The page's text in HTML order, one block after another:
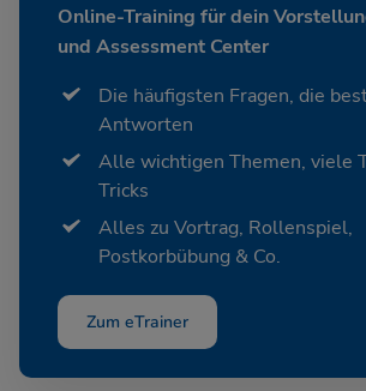
Online-Training für dein
und Assessment Center
Die häufigsten Fragen, die
Antworten
Alle wichtigen Themen, viele
Tricks
Alles zu Vortrag, Rollenspiel,
Postkorbübung & Co.
Zum eTrainer